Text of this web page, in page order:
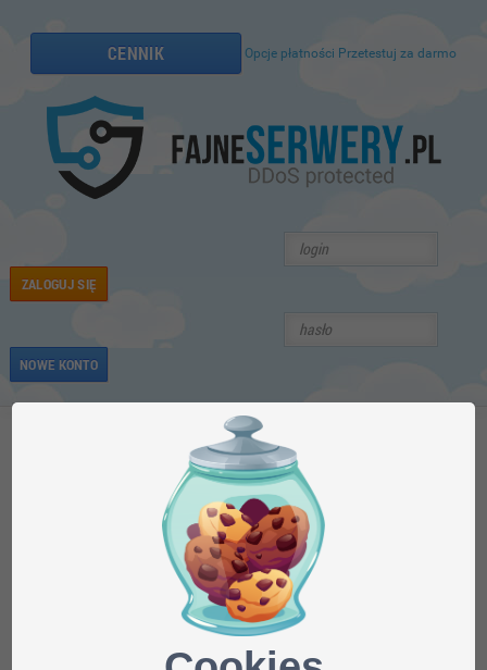
CENNIK Opcje płatności Przetestuj za darmo
ZALOGUJ SIĘ
NOWE KONTO
Minecraft skin
unknowedusername dla
wersji: 1.9, 1.8, 1.7, 1.6, ...